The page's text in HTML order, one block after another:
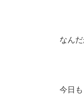
なん
今日